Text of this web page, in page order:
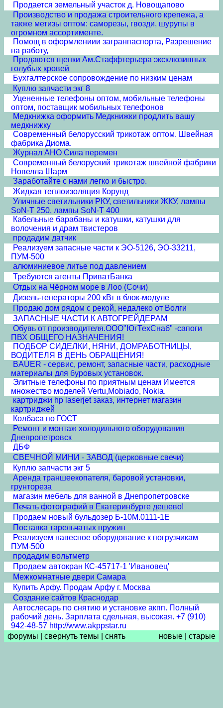
Продается земельный участок д. Новощапово
Производство и продажа строительного крепежа, а
также метизы оптом: саморезы, гвозди, шурупы в
огромном ассортименте.
Помощ в оформлениии загранпаспорта, Разрешение
на работу,
Продаются щенки Ам.Стаффтерьера эксклюзивных
голубых кровей
Бухгалтерское сопровождение по низким ценам
Куплю запчасти экг 8
Уцененные телефоны оптом, мобильные телефоны
оптом, поставщик мобильных телефонов
Медкнижка оформить Медкнижки продлить вашу
медкнижку
Современный белорусский трикотаж оптом. Швейная
фабрика Диома.
Журнал АНО Сила перемен
Современный белоруский трикотаж швейной фабрики
Новелла Шарм
Заработайте с нами легко и быстро.
Жидкая теплоизоляция Корунд
Уличные светильники РКУ, светильники ЖКУ, лампы
SoN-T 250, лампы SoN-T 400
Кабельные барабаны и катушки, катушки для
волочения и драм твистеров
продадим датчик
Реализуем запасные части к ЭО-5126, ЭО-33211,
ПУМ-500
алюминиевое литье под давлением
Требуются агенты ПриватБанка
Отдых на Чёрном море в Лоо (Сочи)
Дизель-генераторы 200 кВт в блок-модуле
Продаю дом рядом с рекой, недалеко от Волги
ЗАПАСНЫЕ ЧАСТИ К АВТОГРЕЙДЕРАМ
Обувь от производителя.ООО"ЮгТехСнаб" -сапоги
ПВХ ОБЩЕГО НАЗНАЧЕНИЯ!
ПОДБОР СИДЕЛКИ, НЯНИ, ДОМРАБОТНИЦЫ,
ВОДИТЕЛЯ В ДЕНЬ ОБРАЩЕНИЯ!
BAUER - сервис, ремонт, запасные части, расходные
материалы для буровых установок.
Элитные телефоны по приятным ценам Имеется
множество моделей Vertu,Mobiado, Nokia.
картриджи hp laserjet заказ, интернет магазин
картриджей
Колбаса по ГОСТ
Ремонт и монтаж холодильного оборудования
Днепропетровск
ДБФ
СВЕЧНОЙ МИНИ - ЗАВОД (церковные свечи)
Куплю запчасти экг 5
Аренда траншеекопателя, баровой установки,
грунтореза
магазин мебель для ванной в Днепропетровске
Печать фотографий в Екатеринбурге дешево!
Продаем новый бульдозер Б-10М.0111-1Е
Поставка тарельчатых пружин
Реализуем навесное оборудование к погрузчикам
ПУМ-500
продадим вольтметр
Продаем автокран КС-45717-1 'Ивановец'
Межкомнатные двери Cамара
Купить Арфу. Продам Арфу г. Москва
Создание сайтов Краснодар
Автослесарь по снятию и установке акпп. Полный
рабочий день. Зарплата сдельная, высокая. +7 (910)
942-48-57 http://www.akppstar.ru
форумы
свернуть темы снять новые старые